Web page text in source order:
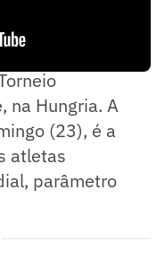
vaga após os
na Hungria. A
(23), é a
atletas
parâmetro